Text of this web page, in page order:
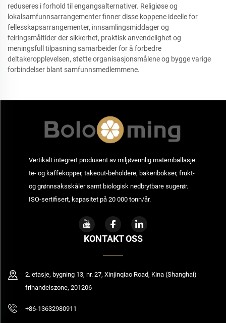
reduseres i forhold til engangsalternativer. Religiøse og
lokalsamfunnsarrangementer finner disse koppene ideelle for
fellesskapsarrangementer, innsamlingsmiddager og
feiringsmåltider der sikkerhet, praktisk anvendelighet og
meningsfull tilpasning samarbeider for å forbedre
deltakeropplevelsen, støtte organisasjonsmålene og bygge varige
forbindelser blant samfunnsmedlemmene.
Vertikalt integrert produsent av miljøvennlig matemballasje:
te- og kaffekopper, takeout-beholdere, bakeribokser, frukt-
og grønnsaksskåler samt biologisk nedbrytbare sugerør.
ISO-sertifisert, kapasitet på 20 000 tonn/år.
KONTAKT OSS
2. etasje, bygning 13, nr. 27, Xinjinqiao Road, Kina (Shanghai)
frihandelszone, 201206
+86-13632980911